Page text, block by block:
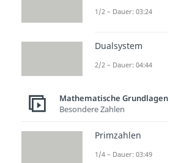
1/2 – Dauer: 03:24
Dualsystem
2/2 – Dauer: 04:44
Mathematische Grundlagen
Besondere Zahlen
Primzahlen
1/4 – Dauer: 03:49